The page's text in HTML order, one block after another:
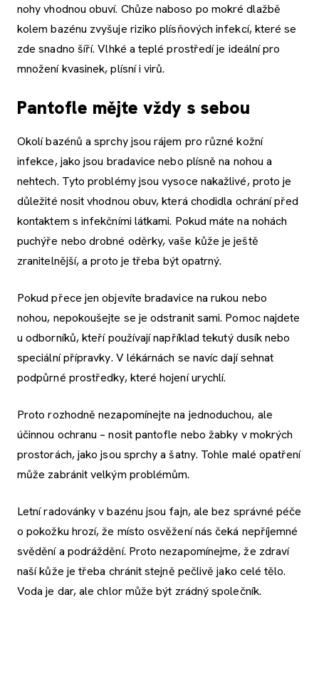
nohy vhodnou obuví. Chůze naboso po mokré dlažbě
kolem bazénu zvyšuje riziko plísňových infekcí, které se
zde snadno šíří. Vlhké a teplé prostředí je ideální pro
množení kvasinek, plísní i virů.
Pantofle mějte vždy s sebou
Okolí bazénů a sprchy jsou rájem pro různé kožní
infekce, jako jsou bradavice nebo plísně na nohou a
nehtech. Tyto problémy jsou vysoce nakažlivé, proto je
důležité nosit vhodnou obuv, která chodidla ochrání před
kontaktem s infekčními látkami. Pokud máte na nohách
puchýře nebo drobné oděrky, vaše kůže je ještě
zranitelnější, a proto je třeba být opatrný.
Pokud přece jen objevíte bradavice na rukou nebo
nohou, nepokoušejte se je odstranit sami. Pomoc najdete
u odborníků, kteří používají například tekutý dusík nebo
speciální přípravky. V lékárnách se navíc dají sehnat
podpůrné prostředky, které hojení urychlí.
Proto rozhodně nezapomínejte na jednoduchou, ale
účinnou ochranu – nosit pantofle nebo žabky v mokrých
prostorách, jako jsou sprchy a šatny. Tohle malé opatření
může zabránit velkým problémům.
Letní radovánky v bazénu jsou fajn, ale bez správné péče
o pokožku hrozí, že místo osvěžení nás čeká nepříjemné
svědění a podráždění. Proto nezapomínejme, že zdraví
naší kůže je třeba chránit stejně pečlivě jako celé tělo.
Voda je dar, ale chlor může být zrádný společník.